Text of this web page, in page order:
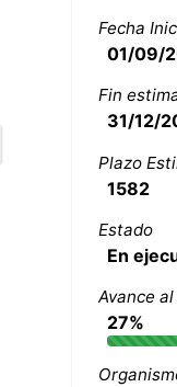
Fecha
01/09/
Fin
31/12/
Plazo
1582
Estado
En
Avance
27%